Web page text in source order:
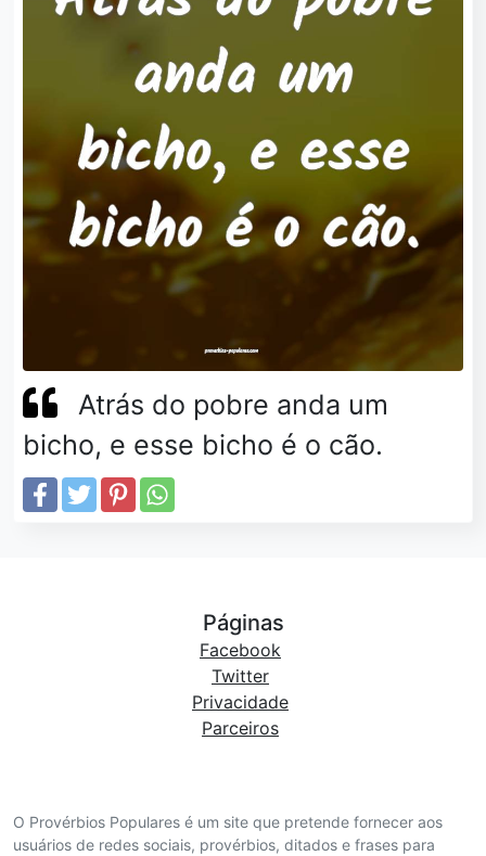
Atrás do pobre anda um
bicho, e esse bicho é o cão.
O Provérbios Populares é um site que pretende fornecer aos
usuários de redes sociais, provérbios, ditados e frases para
Páginas
Facebook
Twitter
Privacidade
Parceiros